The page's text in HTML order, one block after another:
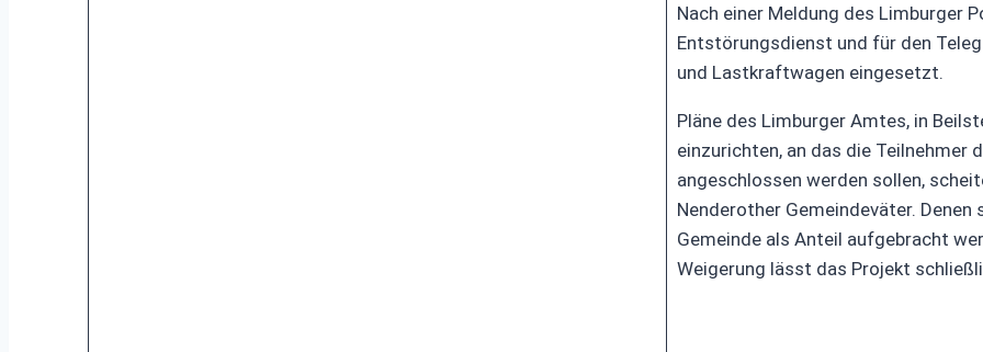
Nach einer Meldung des Limburger
Entstörungsdienst und für den
und Lastkraftwagen eingesetzt.
Pläne des Limburger Amtes, in
einzurichten, an das die Teilnehmer
angeschlossen werden sollen,
Nenderother Gemeindeväter. Denen
Gemeinde als Anteil aufgebracht
Weigerung lässt das Projekt